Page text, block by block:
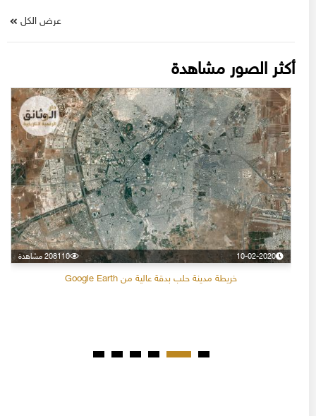
عرض الكل
أكثر الصور مشاهدة
10-02-2020 208110 مشاهدة
خريطة مدينة حلب بدقة عالية من Google Earth